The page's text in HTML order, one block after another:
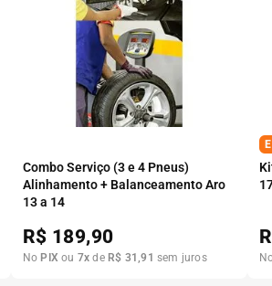
Combo Serviço (3 e 4 Pneus)
Alinhamento + Balanceamento Aro
13 a 14
R$ 189,90
No PIX ou 7x de R$ 31 ,91 sem juros
E